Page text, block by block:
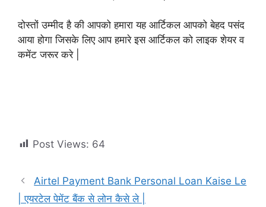
दोस्तों उम्मीद है की आपको हमारा यह आर्टिकल आपको बेहद पसंद
आया होगा जिसके लिए आप हमारे इस आर्टिकल को लाइक शेयर व
कमेंट जरूर करे |
Post Views: 64
Airtel Payment Bank Personal Loan Kaise Le
| एयरटेल पेमेंट बैंक से लोन कैसे ले |